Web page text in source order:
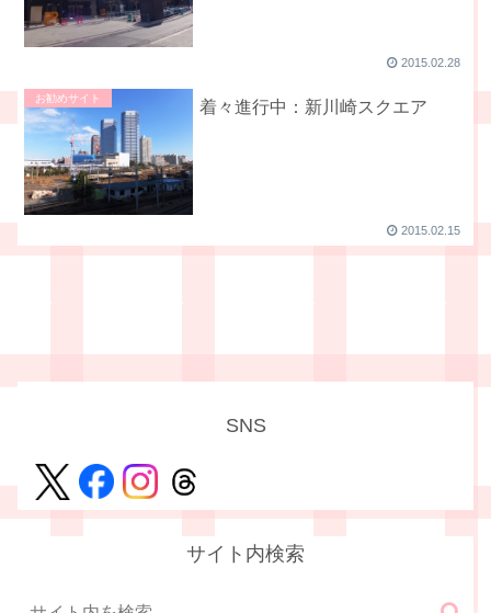
2015.02.28
お勧めサイト 着々進行中：新川崎スクエア
2015.02.15
SNS
サイト内検索